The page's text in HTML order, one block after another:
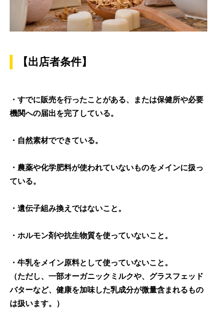
【出店者条件】
・すでに販売を行ったことがある、または保健所や必要
機関への届出を完了している。
・自然素材でできている。
・農薬や化学肥料が使われていないものをメインに扱っ
ている。
・遺伝子組み換えではないこと。
・ホルモン剤や抗生物質を使っていないこと。
・牛乳をメイン原料として使っていないこと。
（ただし、一部オーガニックミルクや、グラスフェッド
バターなど、健康を加味した乳成分が微量含まれるもの
は扱います。）